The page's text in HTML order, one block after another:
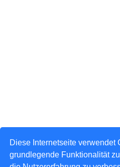
Diese Internetseite verwendet
grundlegende Funktionalität